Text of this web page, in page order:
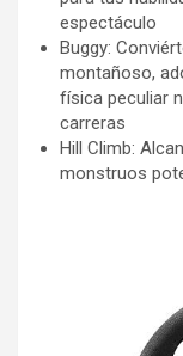
espectáculo
Buggy:
montañoso,
física peculiar
carreras
Hill Climb:
monstruos